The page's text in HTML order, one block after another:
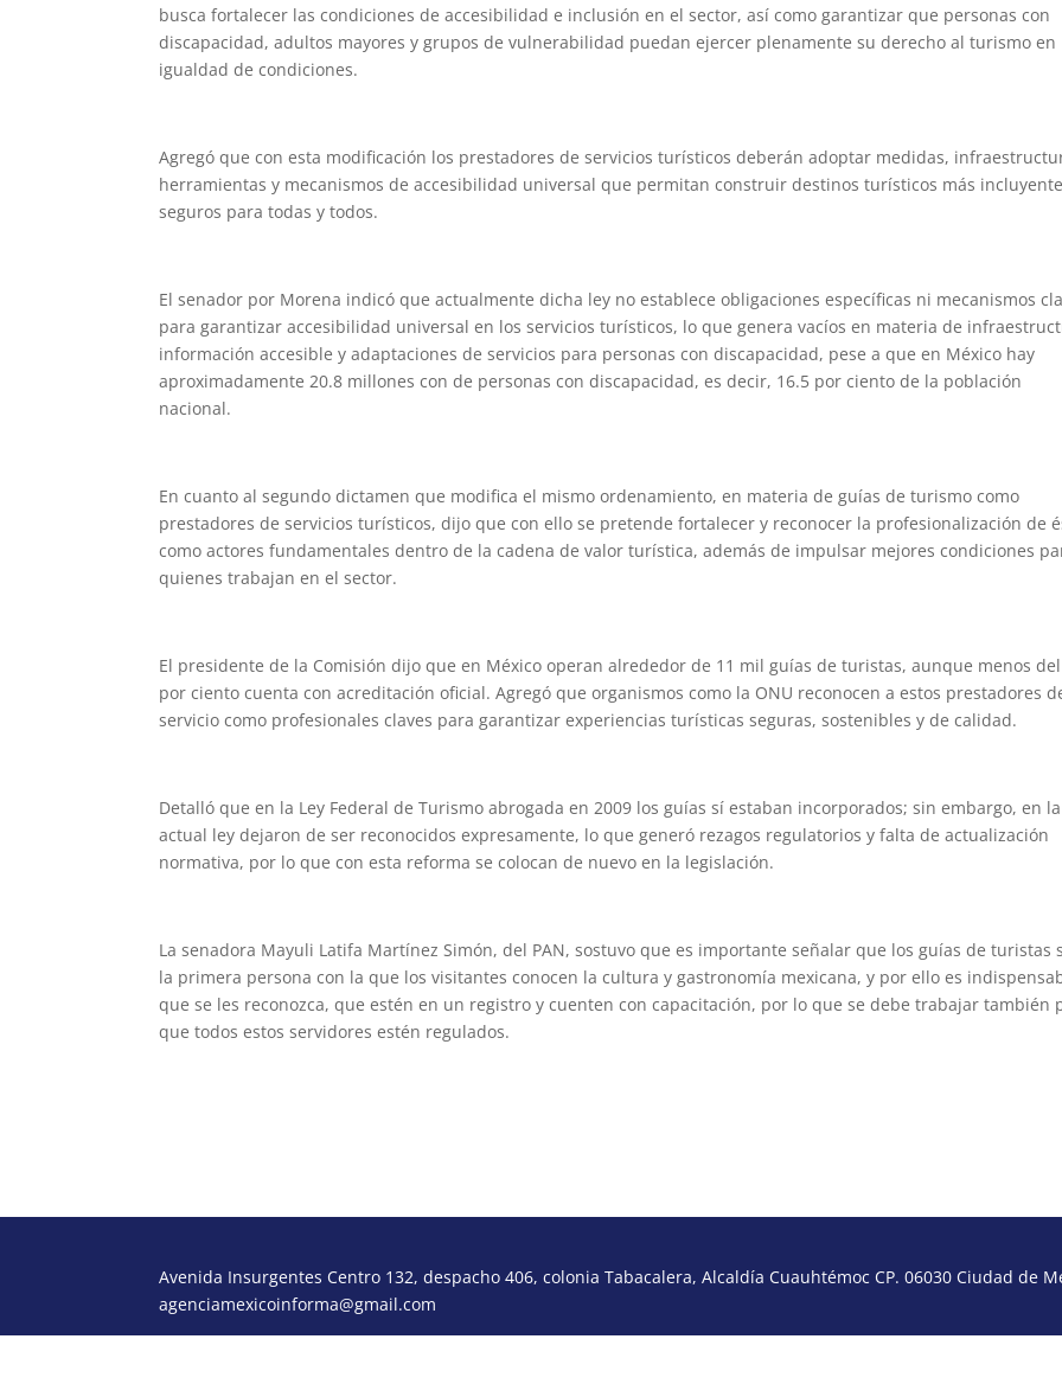
busca fortalecer las condiciones de accesibilidad e inclusión en el sector, así como garantizar que personas con
discapacidad, adultos mayores y grupos de vulnerabilidad puedan ejercer plenamente su derecho al turismo en
igualdad de condiciones.
Agregó que con esta modificación los prestadores de servicios turísticos deberán adoptar medidas,
herramientas y mecanismos de accesibilidad universal que permitan construir destinos turísticos más
seguros para todas y todos.
El senador por Morena indicó que actualmente dicha ley no establece obligaciones específicas ni mecanismos
para garantizar accesibilidad universal en los servicios turísticos, lo que genera vacíos en materia de
información accesible y adaptaciones de servicios para personas con discapacidad, pese a que en México hay
aproximadamente 20.8 millones con de personas con discapacidad, es decir, 16.5 por ciento de la población
nacional.
En cuanto al segundo dictamen que modifica el mismo ordenamiento, en materia de guías de turismo como
prestadores de servicios turísticos, dijo que con ello se pretende fortalecer y reconocer la profesionalización de
como actores fundamentales dentro de la cadena de valor turística, además de impulsar mejores condiciones
quienes trabajan en el sector.
El presidente de la Comisión dijo que en México operan alrededor de 11 mil guías de turistas, aunque menos
por ciento cuenta con acreditación oficial. Agregó que organismos como la ONU reconocen a estos prestadores
servicio como profesionales claves para garantizar experiencias turísticas seguras, sostenibles y de calidad.
Detalló que en la Ley Federal de Turismo abrogada en 2009 los guías sí estaban incorporados; sin embargo, en la
actual ley dejaron de ser reconocidos expresamente, lo que generó rezagos regulatorios y falta de actualización
normativa, por lo que con esta reforma se colocan de nuevo en la legislación.
La senadora Mayuli Latifa Martínez Simón, del PAN, sostuvo que es importante señalar que los guías de turistas
la primera persona con la que los visitantes conocen la cultura y gastronomía mexicana, y por ello es
que se les reconozca, que estén en un registro y cuenten con capacitación, por lo que se debe trabajar también
que todos estos servidores estén regulados.
Avenida Insurgentes Centro 132, despacho 406, colonia Tabacalera, Alcaldía Cuauhtémoc CP. 06030 Ciudad de
agenciamexicoinforma@gmail.com